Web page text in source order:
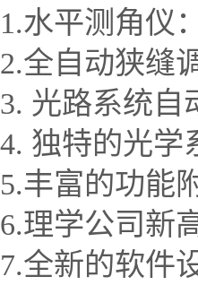
1.水平测角仪
2.全自动狭缝
3. 光路系统自
4. 独特的光学
5.丰富的功能
6.理学公司新
7.全新的软件